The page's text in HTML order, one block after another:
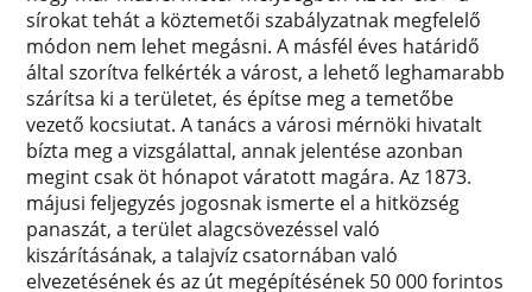
sírokat tehát a köztemetői szabályzatnak megfelelő
módon nem lehet megásni. A másfél éves határidő
által szorítva felkérték a várost, a lehető leghamarabb
szárítsa ki a területet, és építse meg a temetőbe
vezető kocsiutat. A tanács a városi mérnöki hivatalt
bízta meg a vizsgálattal, annak jelentése azonban
megint csak öt hónapot váratott magára. Az 1873.
májusi feljegyzés jogosnak ismerte el a hitközség
panaszát, a terület alagcsövezéssel való
kiszárításának, a talajvíz csatornában való
elvezetésének és az út megépítésének 50 000 forintos